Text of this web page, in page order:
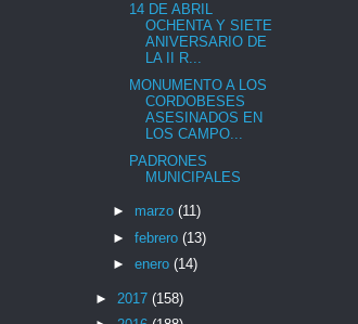
14 DE ABRIL
OCHENTA Y SIETE
ANIVERSARIO DE
LA II R...
MONUMENTO A LOS
CORDOBESES
ASESINADOS EN
LOS CAMPO...
PADRONES
MUNICIPALES
► marzo (11)
► febrero (13)
► enero (14)
► 2017 (158)